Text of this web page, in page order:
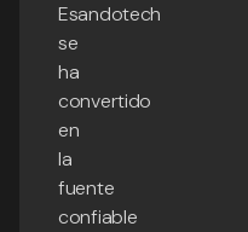
Esandotech
se
ha
convertido
en
la
fuente
confiable